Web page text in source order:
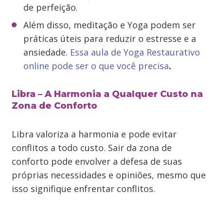
de perfeição.
Além disso, meditação e Yoga podem ser
práticas úteis para reduzir o estresse e a
ansiedade. Essa aula de Yoga Restaurativo
online pode ser o que você precisa.
Libra – A Harmonia a Qualquer Custo na
Zona de Conforto
Libra valoriza a harmonia e pode evitar
conflitos a todo custo. Sair da zona de
conforto pode envolver a defesa de suas
próprias necessidades e opiniões, mesmo que
isso signifique enfrentar conflitos.